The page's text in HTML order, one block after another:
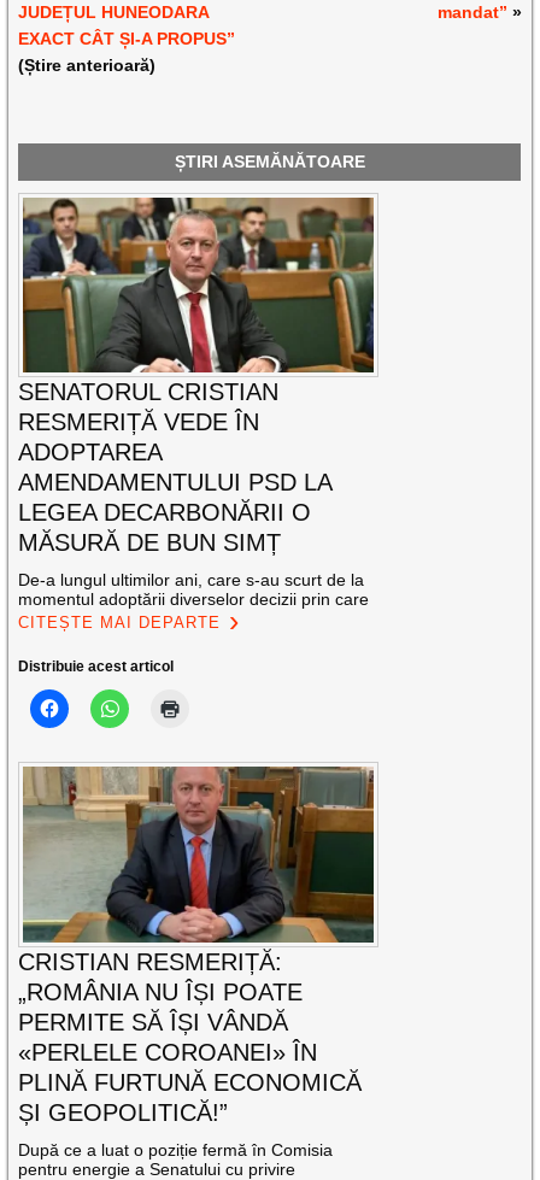
JUDEȚUL HUNEODARA
EXACT CÂT ȘI-A PROPUS”
(Știre anterioară)
mandat” »
ȘTIRI ASEMĂNĂTOARE
SENATORUL CRISTIAN
RESMERIȚĂ VEDE ÎN
ADOPTAREA
AMENDAMENTULUI PSD LA
LEGEA DECARBONĂRII O
MĂSURĂ DE BUN SIMȚ
De-a lungul ultimilor ani, care s-au scurt de la
momentul adoptării diverselor decizii prin care
CITEȘTE MAI DEPARTE
Distribuie acest articol
CRISTIAN RESMERIȚĂ:
„ROMÂNIA NU ÎȘI POATE
PERMITE SĂ ÎȘI VÂNDĂ
«PERLELE COROANEI» ÎN
PLINĂ FURTUNĂ ECONOMICĂ
ȘI GEOPOLITICĂ!”
După ce a luat o poziție fermă în Comisia
pentru energie a Senatului cu privire